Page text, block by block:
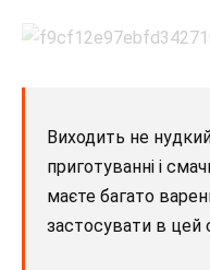
Виходить не
приготуванні і
маєте багато
застосувати в цей